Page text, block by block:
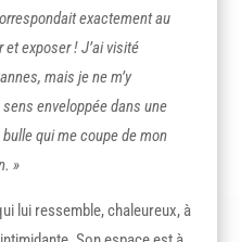
exactement au
et exposer ! J’ai visité
mais je ne m’y
enveloppée dans une
qui me coupe de mon
»
lui ressemble, chaleureux, à